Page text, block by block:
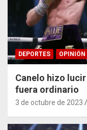
DEPORTES OPINIÓN
Canelo hizo
fuera ordinario
3 de octubre de 2023